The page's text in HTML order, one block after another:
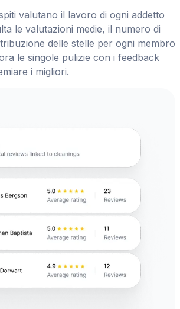
valutano il lavoro di ogni addetto
le valutazioni medie, il numero di
delle stelle per ogni membro
le singole pulizie con i feedback
i migliori.